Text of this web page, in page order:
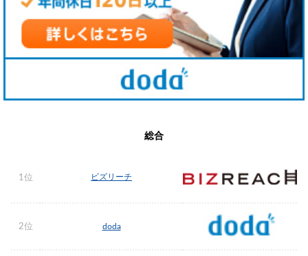
総合
1位 ビズリーチ
2位 doda